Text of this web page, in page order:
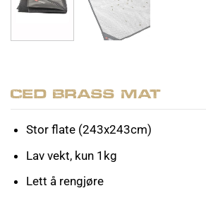
CED Brass Mat
Stor flate (243x243cm)
Lav vekt, kun 1kg
Lett å rengjøre